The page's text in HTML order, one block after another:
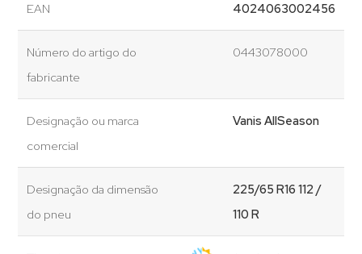
EAN 4024063002456
Número do artigo do
fabricante
0443078000
Designação ou marca
comercial
Vanis AllSeason
Designação da dimensão
do pneu
225/65 R16 112 /
110 R